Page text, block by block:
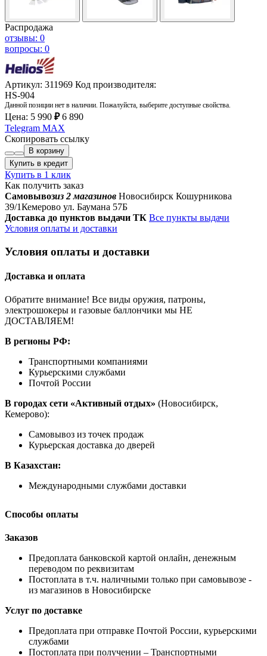
Распродажа
отзывы: 0
вопросы: 0
Артикул: 311969 Код производителя:
HS-904
Данной позиции нет в наличии. Пожалуйста, выберите доступные свойства.
Цена: 5 990 ₽ 6 890
Telegram MAX
Скопировать ссылку
В корзину
Купить в кредит
Купить в 1 клик
Как получить заказ
Самовывозиз 2 магазинов Новосибирск Кошурникова
39/1Кемерово ул. Баумана 57Б
Доставка до пунктов выдачи ТК Все пункты выдачи
Условия оплаты и доставки
Условия оплаты и доставки
Доставка и оплата
Обратите внимание! Все виды оружия, патроны,
электрошокеры и газовые баллончики мы НЕ
ДОСТАВЛЯЕМ!
В регионы РФ:
Транспортными компаниями
Курьерскими службами
Почтой России
В городах сети «Активный отдых» (Новосибирск,
Кемерово):
Самовывоз из точек продаж
Курьерская доставка до дверей
В Казахстан:
Международными службами доставки
Способы оплаты
Заказов
Предоплата банковской картой онлайн, денежным
переводом по реквизитам
Постоплата в т.ч. наличными только при самовывозе -
из магазинов в Новосибирске
Услуг по доставке
Предоплата при отправке Почтой России, курьерскими
службами
Постоплата при получении – Транспортными